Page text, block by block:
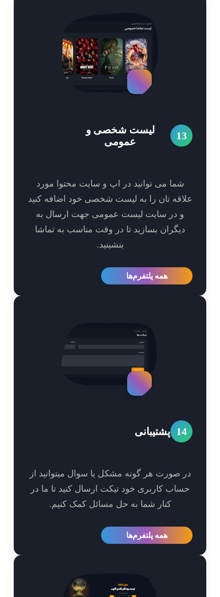
لیست شخصی و
عمومی
شما می توانید در اپ و سایت محتوا مورد
تان را به لیست شخصی خود اضافه کنید
و در سایت لیست عمومی جهت ارسال به
دیگران بسازید تا در وقت مناسب به تماشا
همه پلتفرم‌ها
پشتیبانی
صورت هر گونه مشکل یا سوال میتوانید از
کاربری خود تیکت ارسال کنید تا ما در
کنار شما به حل مسائل کمک کنیم.
همه پلتفرم‌ها